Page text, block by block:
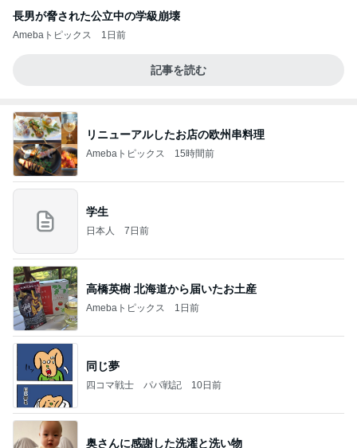
長男が脅された公立中の学級崩壊
Amebaトピックス 1日前
記事を読む
リニューアルしたお店の欧州串料理
Amebaトピックス 15時間前
学生
日本人 7日前
高橋英樹 北海道から届いたお土産
Amebaトピックス 1日前
同じ夢
四コマ戦士 パパ戦記 10日前
奥さんに感謝した洗濯と洗い物